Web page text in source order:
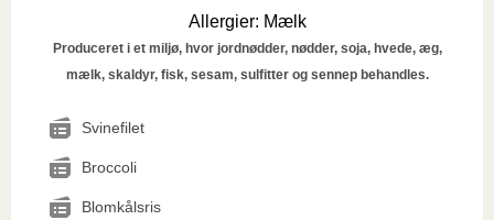
Allergier: Mælk
Produceret i et miljø, hvor jordnødder, nødder, soja, hvede, æg,
mælk, skaldyr, fisk, sesam, sulfitter og sennep behandles.
Svinefilet
Broccoli
Blomkålsris